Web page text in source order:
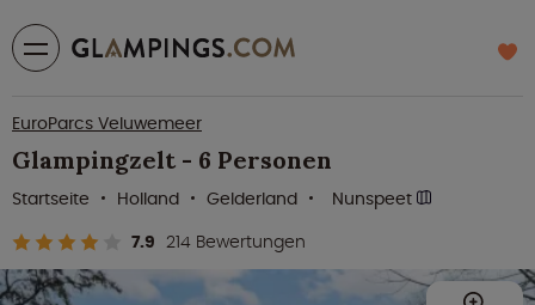
EuroParcs Veluwemeer
Glampingzelt - 6 Personen
7.9 214 Bewertungen
Startseite Holland Gelderland Nunspeet